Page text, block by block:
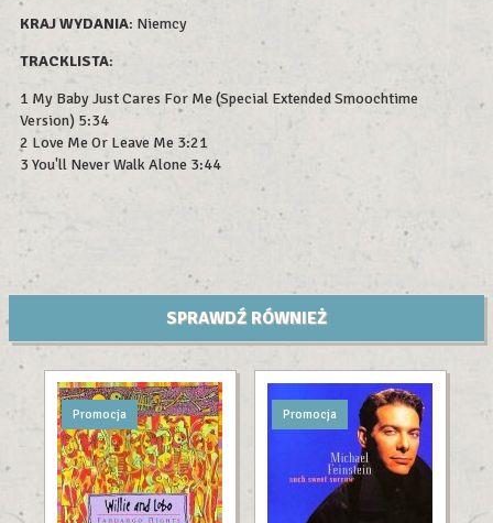
KRAJ WYDANIA: Niemcy
TRACKLISTA:
1 My Baby Just Cares For Me (Special Extended Smoochtime
Version) 5:34
2 Love Me Or Leave Me 3:21
3 You'll Never Walk Alone 3:44
SPRAWDŹ RÓWNIEŻ
Promocja Promocja